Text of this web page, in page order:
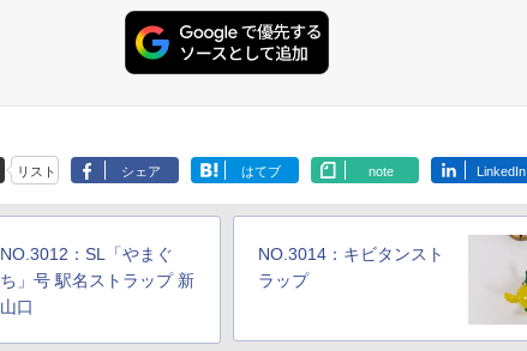
リスト シェア はてブ note LinkedIn
NO.3012：SL「やまぐ
ち」号 駅名ストラップ 新
山口
NO.3014：キビタンスト
ラップ